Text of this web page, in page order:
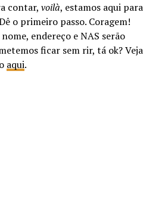
contar, voilà, estamos aqui para
o primeiro passo. Coragem!
endereço e NAS serão
ficar sem rir, tá ok? Veja
aqui.